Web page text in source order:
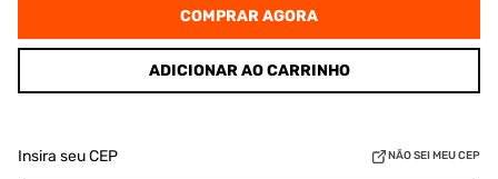
COMPRAR AGORA
ADICIONAR AO CARRINHO
Insira seu CEP NÃO SEI MEU CEP